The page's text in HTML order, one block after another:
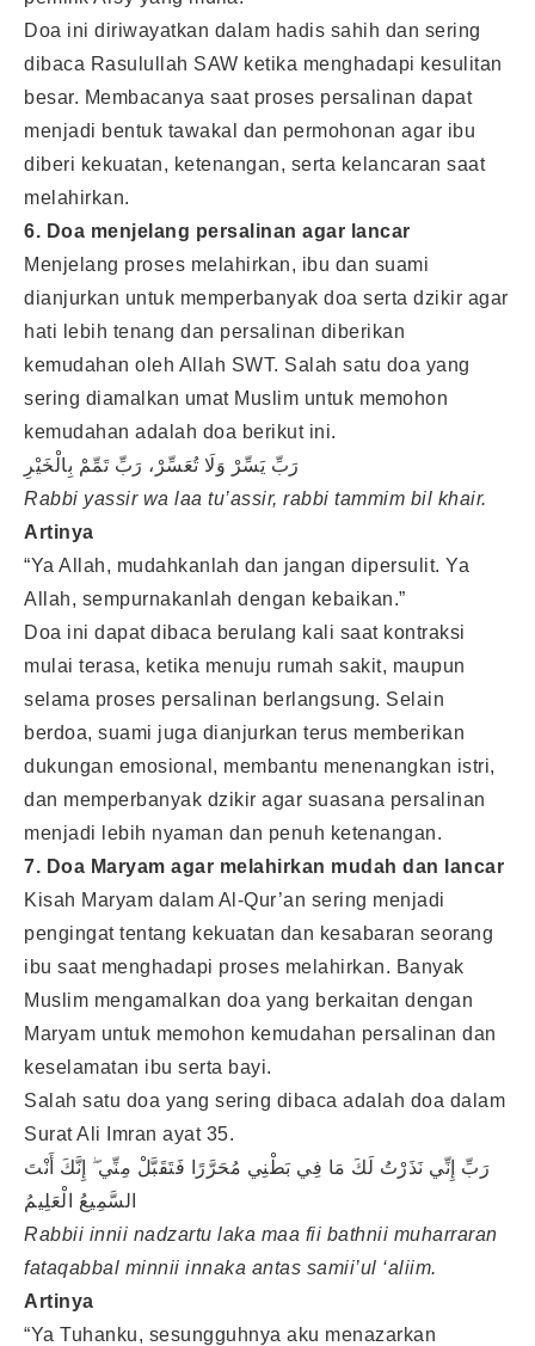
Doa ini diriwayatkan dalam hadis sahih dan sering
dibaca Rasulullah SAW ketika menghadapi kesulitan
besar. Membacanya saat proses persalinan dapat
menjadi bentuk tawakal dan permohonan agar ibu
diberi kekuatan, ketenangan, serta kelancaran saat
melahirkan.
6. Doa menjelang persalinan agar lancar
Menjelang proses melahirkan, ibu dan suami
dianjurkan untuk memperbanyak doa serta dzikir agar
hati lebih tenang dan persalinan diberikan
kemudahan oleh Allah SWT. Salah satu doa yang
sering diamalkan umat Muslim untuk memohon
kemudahan adalah doa berikut ini.
رَبِّ يَسِّرْ وَلَا تُعَسِّرْ، رَبِّ تَمِّمْ بِالْخَيْرِ
Rabbi yassir wa laa tu’assir, rabbi tammim bil khair.
Artinya
“Ya Allah, mudahkanlah dan jangan dipersulit. Ya
Allah, sempurnakanlah dengan kebaikan.”
Doa ini dapat dibaca berulang kali saat kontraksi
mulai terasa, ketika menuju rumah sakit, maupun
selama proses persalinan berlangsung. Selain
berdoa, suami juga dianjurkan terus memberikan
dukungan emosional, membantu menenangkan istri,
dan memperbanyak dzikir agar suasana persalinan
menjadi lebih nyaman dan penuh ketenangan.
7. Doa Maryam agar melahirkan mudah dan lancar
Kisah Maryam dalam Al-Qur’an sering menjadi
pengingat tentang kekuatan dan kesabaran seorang
ibu saat menghadapi proses melahirkan. Banyak
Muslim mengamalkan doa yang berkaitan dengan
Maryam untuk memohon kemudahan persalinan dan
keselamatan ibu serta bayi.
Salah satu doa yang sering dibaca adalah doa dalam
Surat Ali Imran ayat 35.
رَبِّ إِنِّي نَذَرْتُ لَكَ مَا فِي بَطْنِي مُحَرَّرًا فَتَقَبَّلْ مِنِّي ۖ إِنَّكَ أَنْتَ
السَّمِيعُ الْعَلِيمُ
Rabbii innii nadzartu laka maa fii bathnii muharraran
fataqabbal minnii innaka antas samii’ul ‘aliim.
Artinya
“Ya Tuhanku, sesungguhnya aku menazarkan